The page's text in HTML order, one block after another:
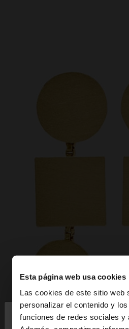
Esta página web usa cookies
Las cookies de este sitio web
personalizar el contenido y
funciones de redes sociales y
hola